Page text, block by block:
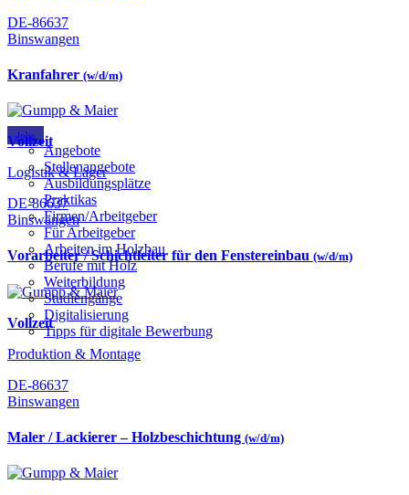
Jobs
Angebote
Stellenangebote
Ausbildungsplätze
Praktikas
Firmen/Arbeitgeber
Für Arbeitgeber
Arbeiten im Holzbau
Berufe mit Holz
Weiterbildung
Studiengänge
Digitalisierung
Tipps für digitale Bewerbung
DE-86637
Binswangen
Kranfahrer (w/d/m)
Vollzeit
Logistik & Lager
DE-86637
Binswangen
Vorarbeiter / Schichtleiter für den Fenstereinbau (w/d/m)
Vollzeit
Produktion & Montage
DE-86637
Binswangen
Maler / Lackierer – Holzbeschichtung (w/d/m)